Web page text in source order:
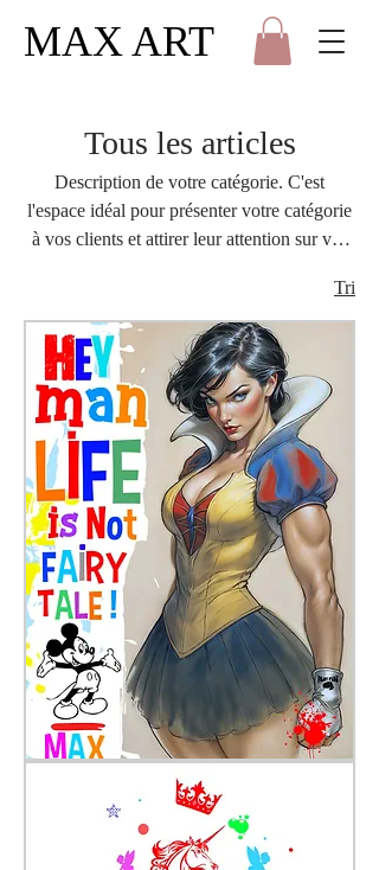
MAX ART
Tous les articles
Description de votre catégorie. C'est
l'espace idéal pour présenter votre catégorie
à vos clients et attirer leur attention sur vos
Tri
Snow-